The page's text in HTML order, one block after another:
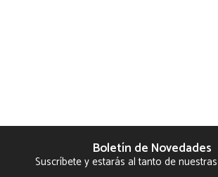
Boletín de Novedades
Suscríbete y estarás al tanto de